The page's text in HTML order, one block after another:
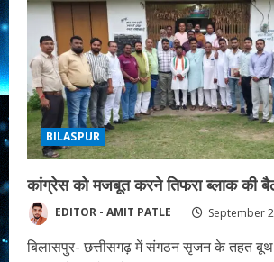
BILASPUR
कांग्रेस को मजबूत करने तिफरा ब्लाक की
EDITOR - AMIT PATLE September
बिलासपुर- छत्तीसगढ़ में संगठन सृजन के तहत